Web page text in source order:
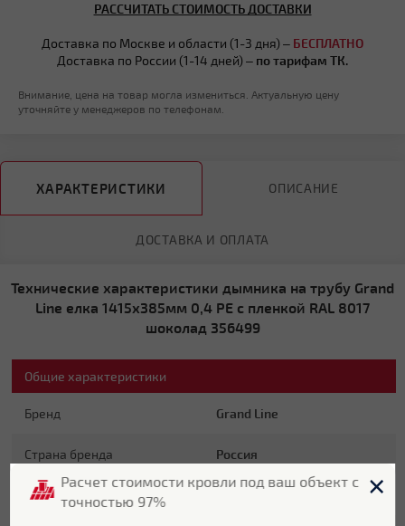
РАССЧИТАТЬ СТОИМОСТЬ ДОСТАВКИ
Доставка по Москве и области (1-3 дня) – БЕСПЛАТНО
Доставка по России (1-14 дней) – по тарифам ТК.
Внимание, цена на товар могла измениться. Актуальную цену
уточняйте у менеджеров по телефонам.
ХАРАКТЕРИСТИКИ ОПИСАНИЕ
ДОСТАВКА И ОПЛАТА
Технические характеристики дымника на трубу Grand
Line елка 1415х385мм 0,4 PE с пленкой RAL 8017
шоколад 356499
Общие характеристики
Бренд Grand Line
Страна бренда Россия
Страна производитель
Расчет стоимости кровли под ваш объект с
точностью 97%